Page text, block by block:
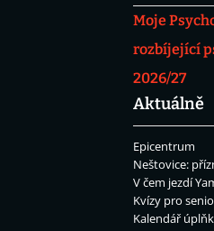
Moje
rozbíjející
2026/27
Aktuálně
Epicentrum
Neštovice:
V čem jezdí
Kvízy pro
Kalendář